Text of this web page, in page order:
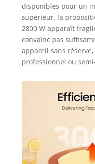
disponibles pour un
supérieur, la
2800 W apparaît
convainc pas
appareil sans
professionnel ou